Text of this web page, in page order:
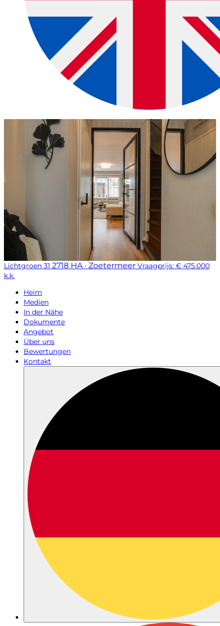
Lichtgroen 31 2718 HA · Zoetermeer Vraagprijs: € 475.000
k.k.
Heim
Medien
In der Nähe
Dokumente
Angebot
Über uns
Bewertungen
Kontakt